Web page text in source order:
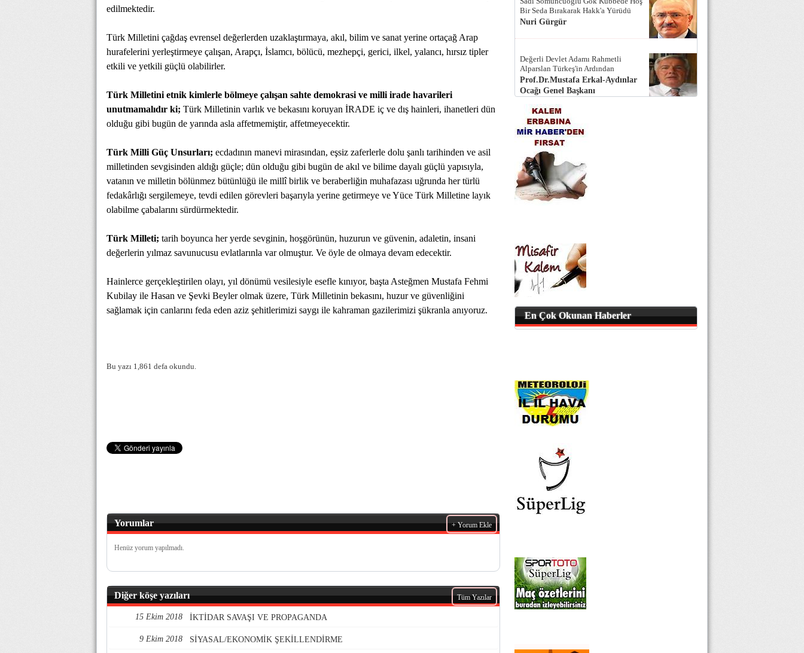
edilmektedir.
Türk Milletini çağdaş evrensel değerlerden uzaklaştırmaya, akıl, bilim ve sanat yerine ortaçağ Arap
hurafelerini yerleştirmeye çalışan, Arapçı, İslamcı, bölücü, mezhepçi, gerici, ilkel, yalancı, hırsız tipler
etkili ve yetkili güçlü olabilirler.
Türk Milletini etnik kimlerle bölmeye çalışan sahte demokrasi ve milli irade havarileri
unutmamalıdır ki; Türk Milletinin varlık ve bekasını koruyan İRADE iç ve dış hainleri, ihanetleri dün
olduğu gibi bugün de yarında asla affetmemiştir, affetmeyecektir.
Türk Milli Güç Unsurları; ecdadının manevi mirasından, eşsiz zaferlerle dolu şanlı tarihinden ve asil
milletinden sevgisinden aldığı güçle; dün olduğu gibi bugün de akıl ve bilime dayalı güçlü yapısıyla,
vatanın ve milletin bölünmez bütünlüğü ile millî birlik ve beraberliğin muhafazası uğrunda her türlü
fedakârlığı sergilemeye, tevdi edilen görevleri başarıyla yerine getirmeye ve Yüce Türk Milletine layık
olabilme çabalarını sürdürmektedir.
Türk Milleti; tarih boyunca her yerde sevginin, hoşgörünün, huzurun ve güvenin, adaletin, insani
değerlerin yılmaz savunucusu evlatlarınla var olmuştur. Ve öyle de olmaya devam edecektir.
Hainlerce gerçekleştirilen olayı, yıl dönümü vesilesiyle esefle kınıyor, başta Asteğmen Mustafa Fehmi
Kubilay ile Hasan ve Şevki Beyler olmak üzere, Türk Milletinin bekasını, huzur ve güvenliğini
sağlamak için canlarını feda eden aziz şehitlerimizi saygı ile kahraman gazilerimizi şükranla anıyoruz.
Bu yazı 1,861 defa okundu.
Yorumlar + Yorum Ekle
Henüz yorum yapılmadı.
Diğer köşe yazıları Tüm Yazılar
15 Ekim 2018 İKTİDAR SAVAŞI VE PROPAGANDA
9 Ekim 2018 SİYASAL/EKONOMİK ŞEKİLLENDİRME
Bir Seda Bırakarak Hakk'a Yürüdü
Nuri Gürgür
Değerli Devlet Adamı Rahmetli
Alparslan Türkeş'in Ardından
Prof.Dr.Mustafa Erkal-Aydınlar
Ocağı Genel Başkanı
En Çok Okunan Haberler